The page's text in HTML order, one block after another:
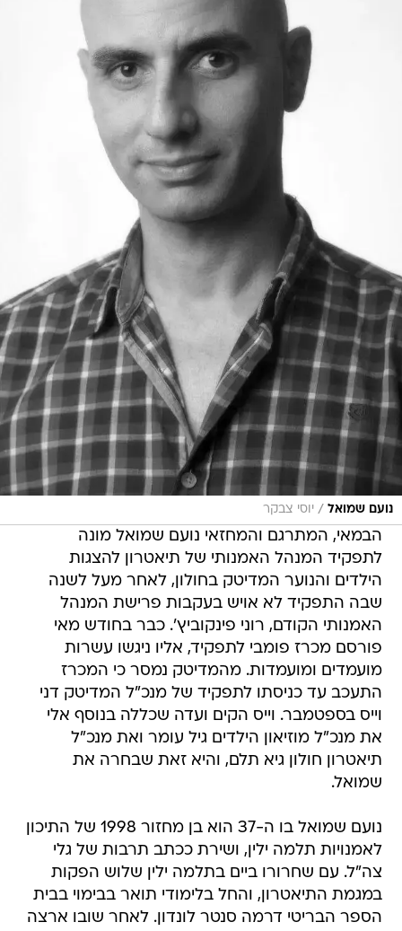
נועם שמואל / יוסי צבקר
הבמאי, המתרגם והמחזאי נועם שמואל מונה
לתפקיד המנהל האמנותי של תיאטרון להצגות
הילדים והנוער המדיטק בחולון, לאחר מעל לשנה
שבה התפקיד לא אויש בעקבות פרישת המנהל
האמנותי הקודם, רוני פינקוביץ'. כבר בחודש מאי
פורסם מכרז פומבי לתפקיד, אליו ניגשו עשרות
מועמדים ומועמדות. מהמדיטק נמסר כי המכרז
התעכב עד כניסתו לתפקיד של מנכ"ל המדיטק דני
וייס בספטמבר. וייס הקים ועדה שכללה בנוסף אלי
את מנכ"ל מוזיאון הילדים גיל עומר ואת מנכ"ל
תיאטרון חולון גיא תלם, והיא זאת שבחרה את
שמואל.
נועם שמואל בו ה-37 הוא בן מחזור 1998 של התיכון
לאמנויות תלמה ילין, ושירת ככתב תרבות של גלי
צה"ל. עם שחרורו ביים בתלמה ילין שלוש הפקות
במגמת התיאטרון, והחל בלימודי תואר בבימוי בבית
הספר הבריטי דרמה סנטר לונדון. לאחר שובו ארצה